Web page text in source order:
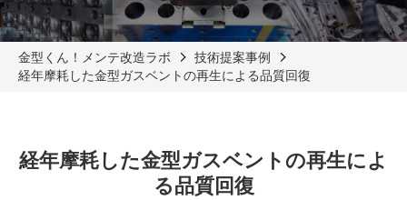
金型くん！メンテ改造ラボ
技術提案事例
経年摩耗した金型ガスベントの再生による品質回復
経年摩耗した金型ガスベントの再生によ
る品質回復